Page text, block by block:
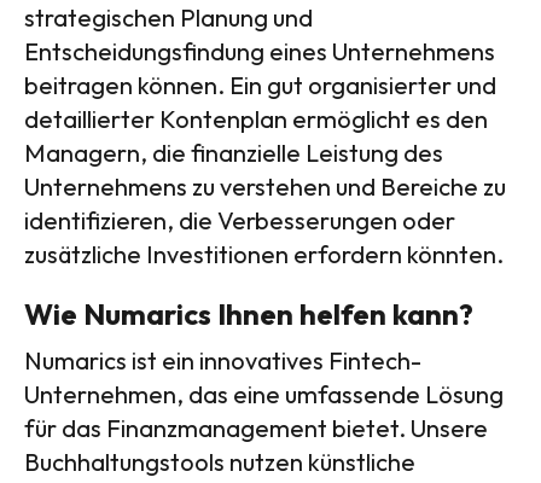
strategischen Planung und
Entscheidungsfindung eines Unternehmens
beitragen können. Ein gut organisierter und
detaillierter Kontenplan ermöglicht es den
Managern, die finanzielle Leistung des
Unternehmens zu verstehen und Bereiche zu
identifizieren, die Verbesserungen oder
zusätzliche Investitionen erfordern könnten.
Wie Numarics Ihnen helfen kann?
Numarics ist ein innovatives Fintech-
Unternehmen, das eine umfassende Lösung
für das Finanzmanagement bietet. Unsere
Buchhaltungstools nutzen künstliche